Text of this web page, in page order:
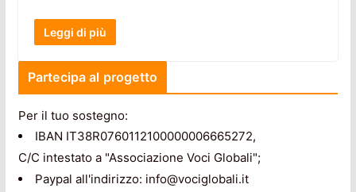
Leggi di più
Partecipa al progetto
Per il tuo sostegno:
IBAN IT38R0760112100000006665272,
C/C intestato a "Associazione Voci Globali";
Paypal all'indirizzo: info@vociglobali.it